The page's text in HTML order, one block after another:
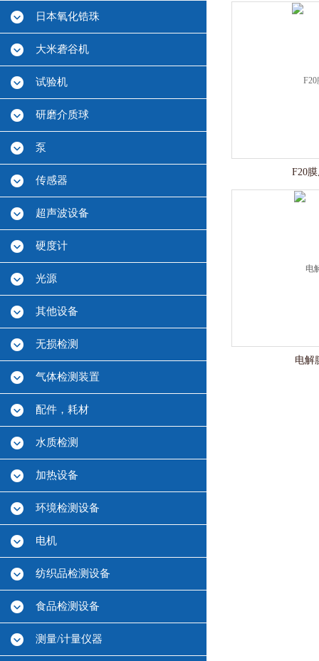
日本氧化锆珠
大米砻谷机
试验机
研磨介质球
泵
传感器
超声波设备
硬度计
光源
其他设备
无损检测
气体检测装置
配件，耗材
水质检测
加热设备
环境检测设备
电机
纺织品检测设备
食品检测设备
测量/计量仪器
F20
电解